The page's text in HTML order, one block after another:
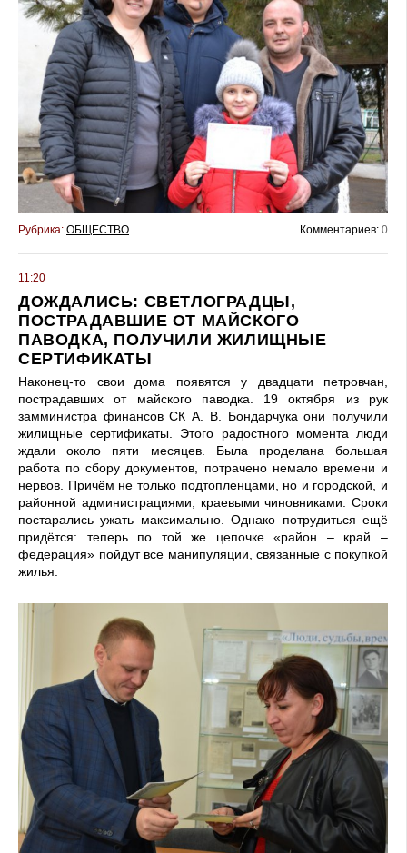
Рубрика: ОБЩЕСТВО Комментариев: 0
11:20
ДОЖДАЛИСЬ: СВЕТЛОГРАДЦЫ,
ПОСТРАДАВШИЕ ОТ МАЙСКОГО
ПАВОДКА, ПОЛУЧИЛИ ЖИЛИЩНЫЕ
СЕРТИФИКАТЫ
Наконец-то свои дома появятся у двадцати петровчан,
пострадавших от майского паводка. 19 октября из рук
замминистра финансов СК А. В. Бондарчука они получили
жилищные сертификаты. Этого радостного момента люди
ждали около пяти месяцев. Была проделана большая
работа по сбору документов, потрачено немало времени и
нервов. Причём не только подтопленцами, но и городской, и
районной администрациями, краевыми чиновниками. Сроки
постарались ужать максимально. Однако потрудиться ещё
придётся: теперь по той же цепочке «район – край –
федерация» пойдут все манипуляции, связанные с покупкой
жилья.